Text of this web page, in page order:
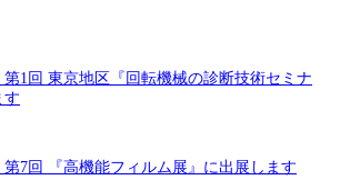
1回 東京地区『回転機械の診断技術セミナ
す
7回 『高機能フィルム展』に出展します